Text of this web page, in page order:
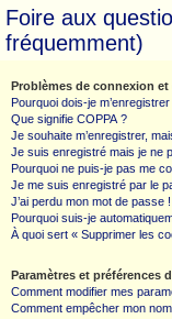
Foire aux
fréquemment)
Problèmes de connexion et
Pourquoi dois-je m’enregistrer
Que signifie COPPA ?
Je souhaite m’enregistrer,
Je suis enregistré mais je ne
Pourquoi ne puis-je pas me
Je me suis enregistré par le
J’ai perdu mon mot de passe !
Pourquoi suis-je
À quoi sert « Supprimer les
Paramètres et préférences
Comment modifier mes
Comment empêcher mon